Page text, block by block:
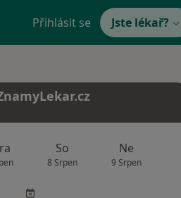
Přihlásit se Jste lékař?
So
8 Srpen
Ne
9 Srpen